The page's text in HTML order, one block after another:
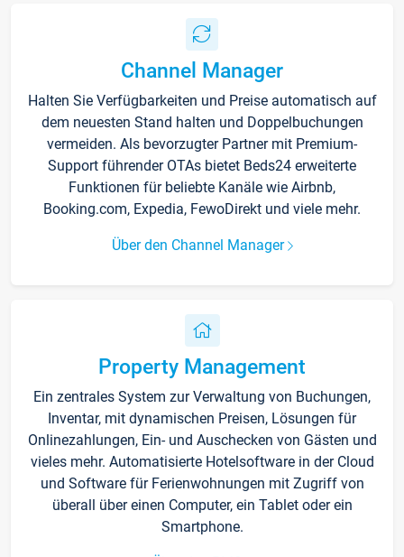
Channel Manager
Halten Sie Verfügbarkeiten und Preise automatisch auf
dem neuesten Stand halten und Doppelbuchungen
vermeiden. Als bevorzugter Partner mit Premium-
Support führender OTAs bietet Beds24 erweiterte
Funktionen für beliebte Kanäle wie Airbnb,
Booking.com, Expedia, FewoDirekt und viele mehr.
Über den Channel Manager
Property Management
Ein zentrales System zur Verwaltung von Buchungen,
Inventar, mit dynamischen Preisen, Lösungen für
Onlinezahlungen, Ein- und Auschecken von Gästen und
vieles mehr. Automatisierte Hotelsoftware in der Cloud
und Software für Ferienwohnungen mit Zugriff von
überall über einen Computer, ein Tablet oder ein
Smartphone.